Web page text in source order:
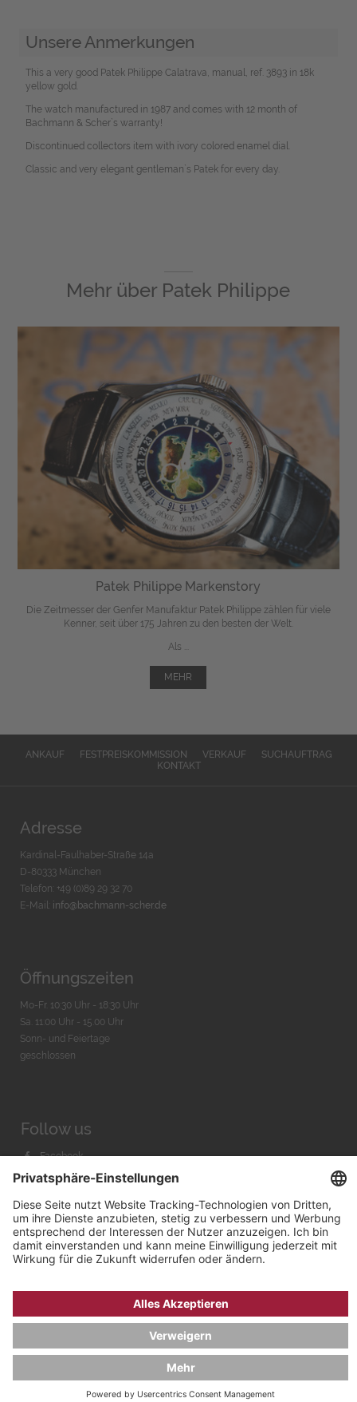
Unsere Anmerkungen
This a very good Patek Philippe Calatrava, manual, ref. 3893 in 18k
yellow gold.
The watch manufactured in 1987 and comes with 12 month of
Bachmann & Scher`s warranty!
Discontinued collectors item with ivory colored enamel dial.
Classic and very elegant gentleman`s Patek for every day.
Mehr über Patek Philippe
Patek Philippe Markenstory
Die Zeitmesser der Genfer Manufaktur Patek Philippe zählen für viele
Kenner, seit über 175 Jahren zu den besten der Welt.
Als ...
MEHR
ANKAUF FESTPREISKOMMISSION VERKAUF
SUCHAUFTRAG
KONTAKT
Adresse
Kardinal-Faulhaber-Straße 14a
D-80333 München
Telefon: +49 (0)89 29 32 70
E-Mail: info@bachmann-scher.de
Öffnungszeiten
Mo-Fr. 10:30 Uhr - 18:30 Uhr
Sa. 11:00 Uhr - 15.00 Uhr
Sonn- und Feiertage
geschlossen
Follow us
Facebook
Instagram
Bachmann & Scher GmbH / Watchandco GmbH
DATENSCHUTZ IMPRESSUM
VERSANDKOSTEN